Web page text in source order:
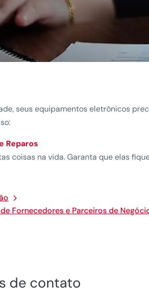
seus equipamentos eletrônicos
Reparos
coisas na vida. Garanta que elas
Fornecedores e Parceiros de
de contato